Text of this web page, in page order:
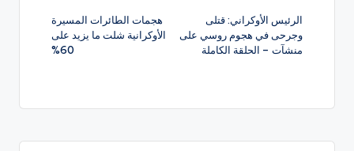
المقالات
الرئيس الأوكراني: قتلى
وجرحى في هجوم روسي على
منشآت – الحلقة الكاملة
هجمات الطائرات المسيرة
الأوكرانية شلت ما يزيد على
60%